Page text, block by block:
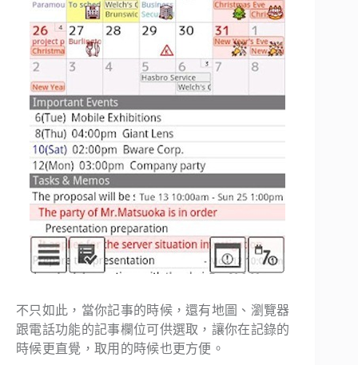
不只如此，當你記事的時候，還有地圖、瀏覽器
跟電話功能的記事欄位可供選取，讓你在記錄的
時候更直覺，取用的時候也更方便。